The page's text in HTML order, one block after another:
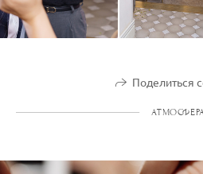
Поделиться
АТМОСФЕРА